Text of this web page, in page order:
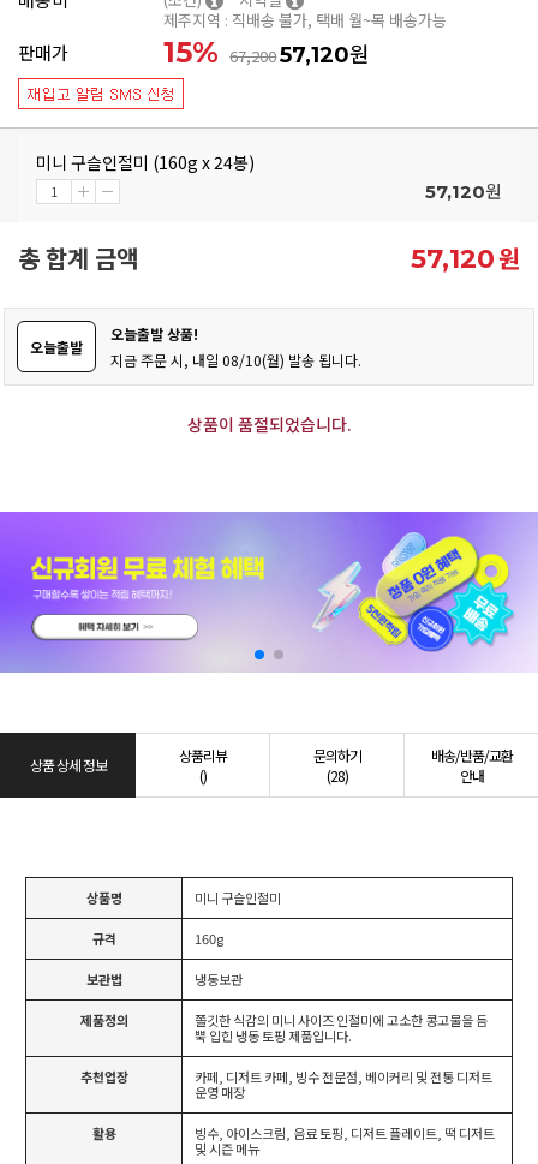
제주지역 : 직배송 불가, 택배 월~목 배송가능
판매가 15% 67,20057,120원
미니 구슬인절미 (160g x 24봉)
57,120원
총 합계 금액 57,120원
오늘출발
오늘출발 상품!
지금 주문 시, 내일 08/10(월) 발송 됩니다.
상품이 품절되었습니다.
상품 상세 정보
상품리뷰
()
문의하기
(28)
배송/반품/교환
안내
상품명 미니 구슬인절미
규격 160g
보관법 냉동보관
제품정의
쫄깃한 식감의 미니 사이즈 인절미에 고소한 콩고물을 듬
뿍 입힌 냉동 토핑 제품입니다.
추천업장
카페, 디저트 카페, 빙수 전문점, 베이커리 및 전통 디저트
운영 매장
활용
빙수, 아이스크림, 음료 토핑, 디저트 플레이트, 떡 디저트
및 시즌 메뉴